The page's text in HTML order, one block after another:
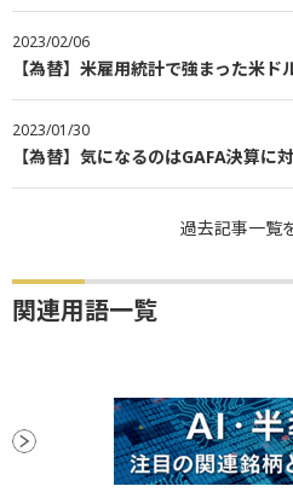
2023/02/06
【為替】米雇用統計で強まった米
2023/01/30
【為替】気になるのはGAFA決算に
過去記事一覧
関連用語一覧